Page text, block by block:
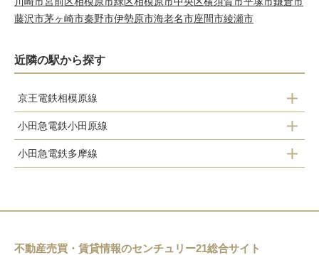
藤沢市茅ヶ崎市秦野市伊勢原市海老名市座間市綾瀬市
近隣の駅から探す
京王電鉄相模原線
若葉台駅
小田急電鉄小田原線
百合ヶ丘駅
小田急電鉄多摩線
五月台駅
栗平駅
不動産売買・賃貸情報のセンチュリー21総合サイト